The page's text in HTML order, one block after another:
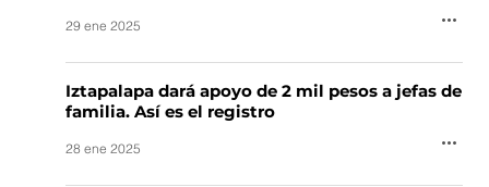
29 ene 2025
Iztapalapa dará apoyo de 2 mil pesos a jefas de
familia. Así es el registro
28 ene 2025